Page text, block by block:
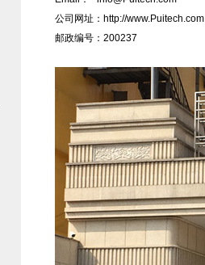
公司网址：http://www.Puitech.com
邮政编号：200237